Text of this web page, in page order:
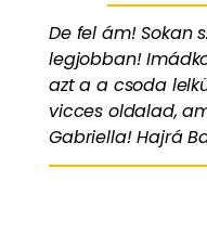
De fel ám! Sokan
legjobban!
azt a a csoda
vicces oldalad,
Gabriella! Hajrá